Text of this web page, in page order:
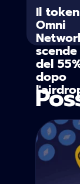
Il token
Omni
scende
del
dopo